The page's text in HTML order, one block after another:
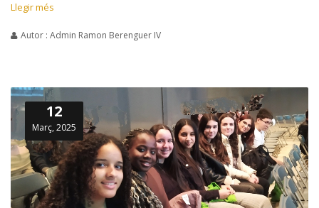
Llegir més
Autor : Admin Ramon Berenguer IV
12
Març, 2025